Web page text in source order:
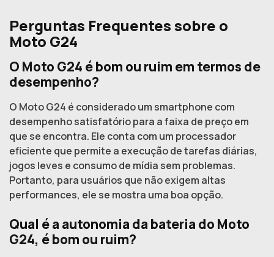
Perguntas Frequentes sobre o
Moto G24
O Moto G24 é bom ou ruim em termos de
desempenho?
O Moto G24 é considerado um smartphone com
desempenho satisfatório para a faixa de preço em
que se encontra. Ele conta com um processador
eficiente que permite a execução de tarefas diárias,
jogos leves e consumo de mídia sem problemas.
Portanto, para usuários que não exigem altas
performances, ele se mostra uma boa opção.
Qual é a autonomia da bateria do Moto
G24, é bom ou ruim?